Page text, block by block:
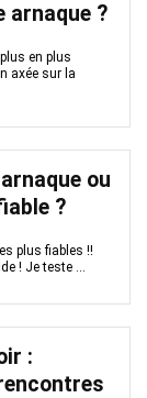
arnaque ?
en plus
axée sur la
ou
?
plus fiables !!
! Je teste ...
: